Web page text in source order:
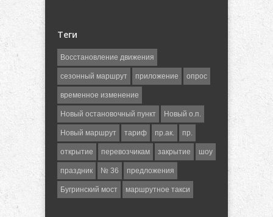
Теги
Восстановление движения
сезонный маршрут приложение опрос
временное изменение
Новый остановочный пункт Новый о.п.
Новый маршрут тариф пр.ак. пр.
открытие перевозчикам закрытие шоу
праздник № 36 предложения
Бугринский мост маршрутное такси